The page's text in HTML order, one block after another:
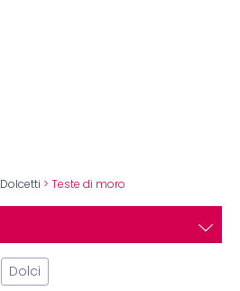
Dolcetti > Teste di moro
Dolci